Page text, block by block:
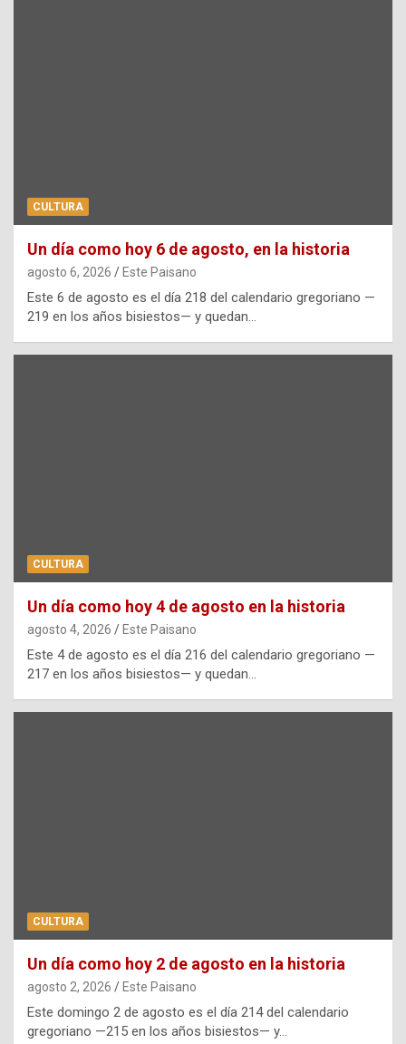
CULTURA
Un día como hoy 6 de agosto, en la historia
agosto 6, 2026 Este Paisano
Este 6 de agosto es el día 218 del calendario gregoriano —
219 en los años bisiestos— y quedan…
CULTURA
Un día como hoy 4 de agosto en la historia
agosto 4, 2026 Este Paisano
Este 4 de agosto es el día 216 del calendario gregoriano —
217 en los años bisiestos— y quedan…
CULTURA
Un día como hoy 2 de agosto en la historia
agosto 2, 2026 Este Paisano
Este domingo 2 de agosto es el día 214 del calendario
gregoriano —215 en los años bisiestos— y…